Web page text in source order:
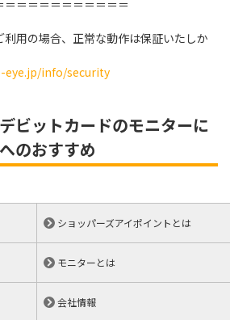
＝＝＝＝＝＝＝＝＝＝
用の場合、正常な動作は保証いたしか
eye.jp/info/security
ビットカードのモニターに
のおすすめ
ショッパーズアイポイントとは
モニターとは
会社情報